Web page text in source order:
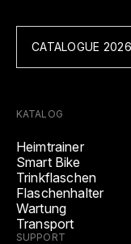
CATALOGUE
KATALOG
Heimtrainer
Smart Bike
Trinkflaschen
Flaschenhalter
Wartung
Transport
SUPPORT